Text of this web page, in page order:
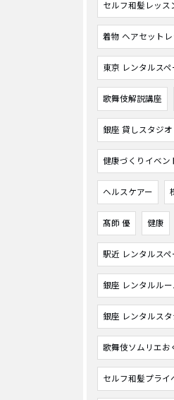
セルフ和髪レッス
着物 ヘアセット
東京 レンタルスペ
歌舞伎解説講座
銀座 貸しスタジオ
健康づくりイベン
ヘルスケアー
髙師 優 健康
駅近 レンタルスペ
銀座 レンタルルー
銀座 レンタルスタ
歌舞伎ソムリエお
セルフ和髪プライ